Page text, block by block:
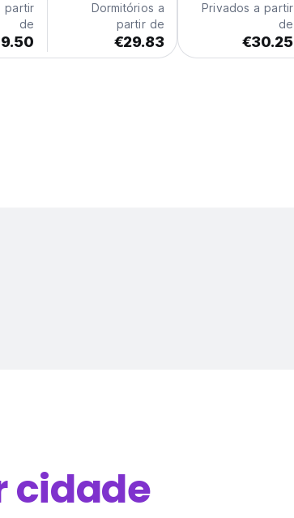
partir
de
Dormitórios a
partir de
€29.83
Privados a partir
de
€30.25
cidade